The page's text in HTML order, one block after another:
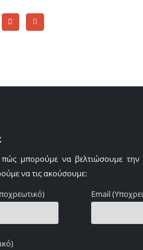
πώς μπορούμε να βελτιώσουμε
να τις ακούσουμε:
Email